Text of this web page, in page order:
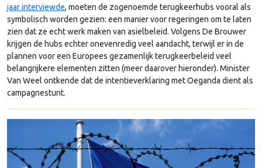
jaar interviewde, moeten de zogenoemde terugkeerhubs vooral als
symbolisch worden gezien: een manier voor regeringen om te laten
zien dat ze echt werk maken van asielbeleid. Volgens De Brouwer
krijgen de hubs echter onevenredig veel aandacht, terwijl er in de
plannen voor een Europees gezamenlijk terugkeerbeleid veel
belangrijkere elementen zitten (meer daarover hieronder). Minister
Van Weel ontkende dat de intentieverklaring met Oeganda dient als
campagnestunt. ­